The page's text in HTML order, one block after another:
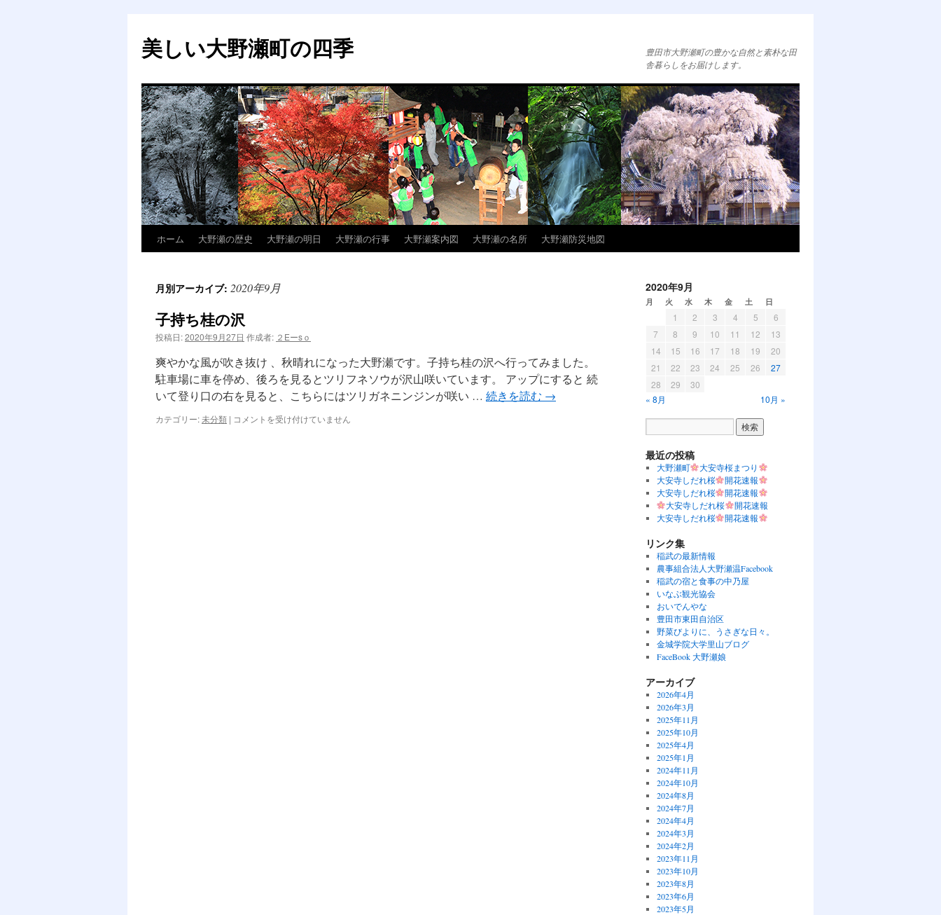
美しい大野瀬町の四季
豊田市大野瀬町の豊かな自然と素朴な田
舎暮らしをお届けします。
テ
ン
ホーム 大野瀬の歴史 大野瀬の明日 大野瀬の行事 大野瀬案内図 大野瀬の名所 大野瀬防災地図
月別アーカイブ: 2020年9月
子持ち桂の沢
投稿日:2020年9月27日 作成者: ２Eーsｏ
爽やかな風が吹き抜け 、秋晴れになった大野瀬です。子持ち桂の沢へ行ってみました。
駐車場に車を停め、後ろを見るとツリフネソウが沢山咲いています。 アップにすると 続
いて登り口の右を見ると、こちらにはツリガネニンジンが咲い … 続きを読む →
カテゴリー:未分類 | 子
コメントを受け付けていません
2020年9月
月 火 水 木 金 土 日
1 2 3 4 5
6
7
8 9 10 11 12
13
14
15 16 17 18 19
20
21
22 23 24 25 26
27
28
29
30
« 8月
10月 »
最近の投稿
大野瀬町
大安寺桜まつり
大安寺しだれ桜
開花速報
大安寺しだれ桜
開花速報
大安寺しだれ桜
開花速報
大安寺しだれ桜
開花速報
リンク集
稲武の最新情報
農事組合法人大野瀬温Facebook
稲武の宿と食事の中乃屋
いなぶ観光協会
おいでんやな
豊田市東田自治区
野菜びよりに、うさぎな日々。
金城学院大学里山ブログ
FaceBook 大野瀬娘
アーカイブ
2026年4月
2026年3月
2025年11月
2025年10月
2025年4月
2025年1月
2024年11月
2024年10月
2024年8月
2024年7月
2024年4月
2024年3月
2024年2月
2023年11月
2023年10月
2023年8月
2023年6月
2023年5月